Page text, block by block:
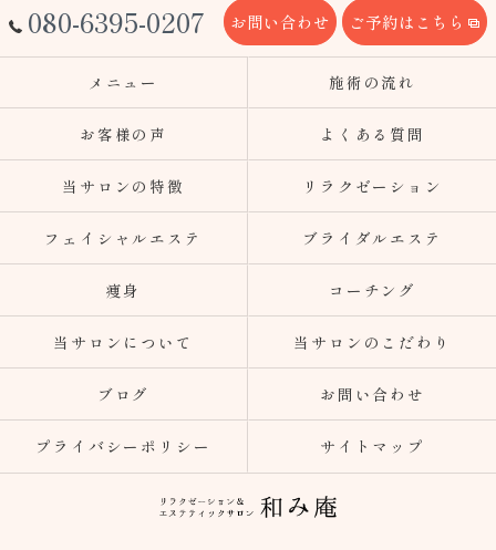
080-6395-0207 お問い合わせ ご予約はこちら
メニュー 施術の流れ
お客様の声 よくある質問
当サロンの特徴 リラクゼーション
フェイシャルエステ ブライダルエステ
痩身 コーチング
当サロンについて 当サロンのこだわり
ブログ お問い合わせ
プライバシーポリシー サイトマップ